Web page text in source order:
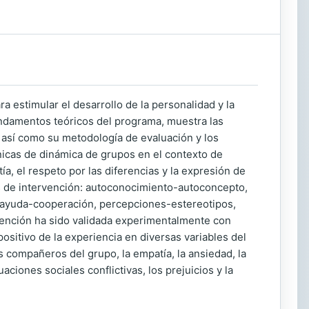
estimular el desarrollo de la personalidad y la
teóricos del programa, muestra las
como su metodología de evaluación y los
de dinámica de grupos en el contexto de
el respeto por las diferencias y la expresión de
intervención: autoconocimiento-autoconcepto,
cooperación, percepciones-estereotipos,
ha sido validada experimentalmente con
de la experiencia en diversas variables del
del grupo, la empatía, la ansiedad, la
sociales conflictivas, los prejuicios y la